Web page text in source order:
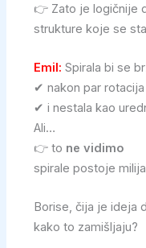
👉 Zato je logičnije
strukture koje se
Emil: Spirala bi se
✔ nakon par rotacija
✔ i nestala kao
Ali…
👉 to ne vidimo
spirale postoje
Borise, čija je ideja
kako to zamišljaju?